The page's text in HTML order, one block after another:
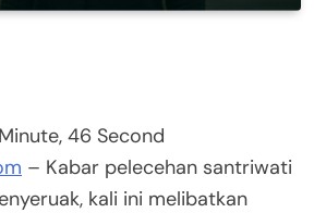
46 Second
– Kabar pelecehan santriwati
kali ini melibatkan